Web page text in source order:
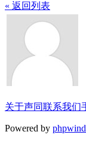
« 返回列表
关于声同联系我们
Powered by